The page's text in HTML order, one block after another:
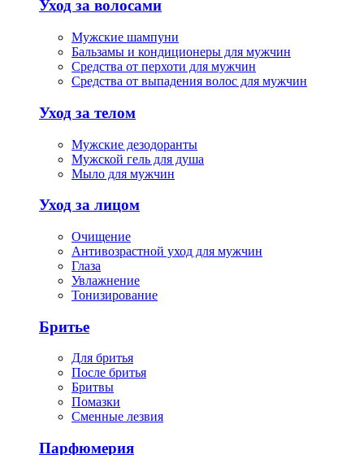
Уход за волосами
Мужские шампуни
Бальзамы и кондиционеры для мужчин
Средства от перхоти для мужчин
Средства от выпадения волос для мужчин
Уход за телом
Мужские дезодоранты
Мужской гель для душа
Мыло для мужчин
Уход за лицом
Очищение
Антивозрастной уход для мужчин
Глаза
Увлажнение
Тонизирование
Бритье
Для бритья
После бритья
Бритвы
Помазки
Сменные лезвия
Парфюмерия